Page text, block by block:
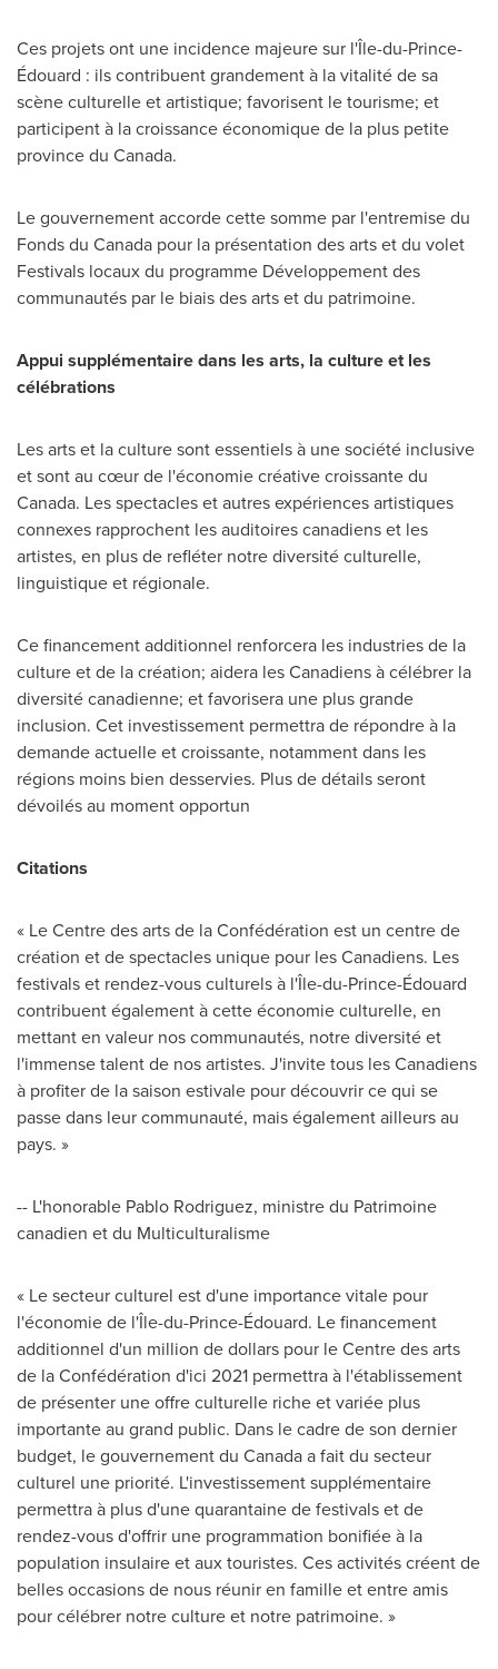
Ces projets ont une incidence majeure sur l'Île-du-Prince-
Édouard : ils contribuent grandement à la vitalité de sa
scène culturelle et artistique; favorisent le tourisme; et
participent à la croissance économique de la plus petite
province du Canada.
Le gouvernement accorde cette somme par l'entremise du
Fonds du Canada pour la présentation des arts et du volet
Festivals locaux du programme Développement des
communautés par le biais des arts et du patrimoine.
Appui supplémentaire dans les arts, la culture et les
célébrations
Les arts et la culture sont essentiels à une société inclusive
et sont au cœur de l'économie créative croissante du
Canada. Les spectacles et autres expériences artistiques
connexes rapprochent les auditoires canadiens et les
artistes, en plus de refléter notre diversité culturelle,
linguistique et régionale.
Ce financement additionnel renforcera les industries de la
culture et de la création; aidera les Canadiens à célébrer la
diversité canadienne; et favorisera une plus grande
inclusion. Cet investissement permettra de répondre à la
demande actuelle et croissante, notamment dans les
régions moins bien desservies. Plus de détails seront
dévoilés au moment opportun
Citations
« Le Centre des arts de la Confédération est un centre de
création et de spectacles unique pour les Canadiens. Les
festivals et rendez-vous culturels à l'Île-du-Prince-Édouard
contribuent également à cette économie culturelle, en
mettant en valeur nos communautés, notre diversité et
l'immense talent de nos artistes. J'invite tous les Canadiens
à profiter de la saison estivale pour découvrir ce qui se
passe dans leur communauté, mais également ailleurs au
pays. »
-- L'honorable Pablo Rodriguez, ministre du Patrimoine
canadien et du Multiculturalisme
« Le secteur culturel est d'une importance vitale pour
l'économie de l'Île-du-Prince-Édouard. Le financement
additionnel d'un million de dollars pour le Centre des arts
de la Confédération d'ici 2021 permettra à l'établissement
de présenter une offre culturelle riche et variée plus
importante au grand public. Dans le cadre de son dernier
budget, le gouvernement du Canadaa fait du secteur
culturel une priorité. L'investissement supplémentaire
permettra à plus d'une quarantaine de festivals et de
rendez-vous d'offrir une programmation bonifiée à la
population insulaire et aux touristes. Ces activités créent de
belles occasions de nous réunir en famille et entre amis
pour célébrer notre culture et notre patrimoine. »